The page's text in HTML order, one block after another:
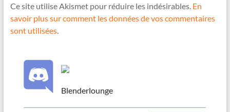
Ce site utilise Akismet pour réduire les indésirables. En
savoir plus sur comment les données de vos commentaires
sont utilisées.
Blenderlounge